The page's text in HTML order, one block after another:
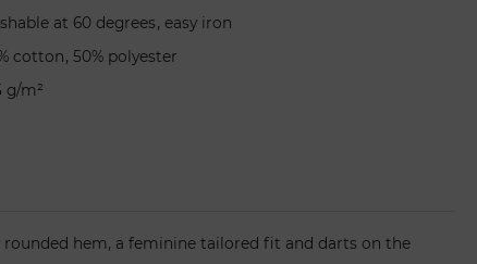
at 60 degrees, easy iron
cotton, 50% polyester
g/m²
hem, a feminine tailored fit and darts on the